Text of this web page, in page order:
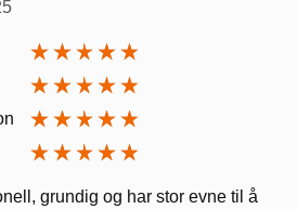
grundig og har stor evne til å